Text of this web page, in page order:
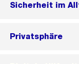
Sicherheit im
Privatsphäre